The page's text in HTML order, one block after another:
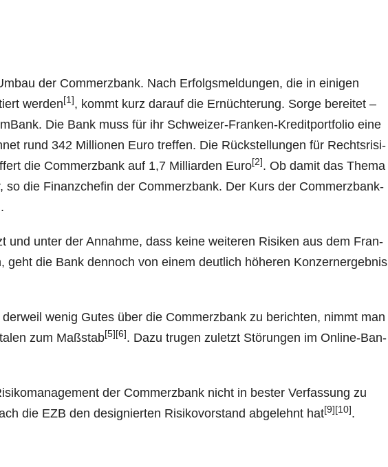
der Com­merz­bank. Nach Erfolgs­mel­dun­gen, die in eini­gen
wer­den [1] , kommt kurz dar­auf die Ernüch­te­rung. Sor­ge berei­tet –
Die Bank muss für ihr Schwei­zer-Fran­ken-Kre­dit­port­fo­lio eine
rund 342 Mil­lio­nen Euro tref­fen. Die Rück­stel­lun­gen für Rechts­ri­si­
die Com­merz­bank auf 1,7 Mil­li­ar­den Euro[2] . Ob damit das The­ma
so die Finanz­che­fin der Com­merz­bank. Der Kurs der Com­merz­bank-
.
und unter der Annah­me, dass kei­ne wei­te­ren Risi­ken aus dem Fran­
geht die Bank den­noch von einem deut­lich höhe­ren Kon­zern­er­geb­nis
wenig Gutes über die Com­merz­bank zu berich­ten, nimmt man
zum Maß­stab[5] [6] . Dazu tru­gen zuletzt Stö­run­gen im Online-Ban­
der Com­merz­bank nicht in bes­ter Ver­fas­sung zu
die EZB den desi­gnier­ten Risi­ko­vor­stand abge­lehnt hat[9] [10] .